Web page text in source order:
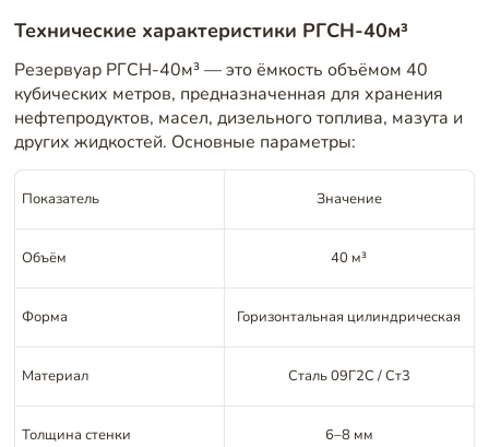
Технические характеристики РГСН-40м³
Резервуар РГСН-40м³ — это ёмкость объёмом 40
кубических метров, предназначенная для хранения
нефтепродуктов, масел, дизельного топлива, мазута и
других жидкостей. Основные параметры:
Показатель Значение
Объём 40 м³
Форма Горизонтальная цилиндрическая
Материал Сталь 09Г2С / Ст3
Толщина стенки 6–8 мм